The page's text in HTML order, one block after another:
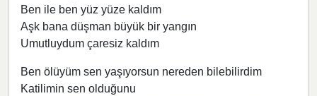
Ben ile ben yüz yüze kaldım
Aşk bana düşman büyük bir yangın
Umutluydum çaresiz kaldım
Ben ölüyüm sen yaşıyorsun nereden bilebilirdim
Katilimin sen olduğunu